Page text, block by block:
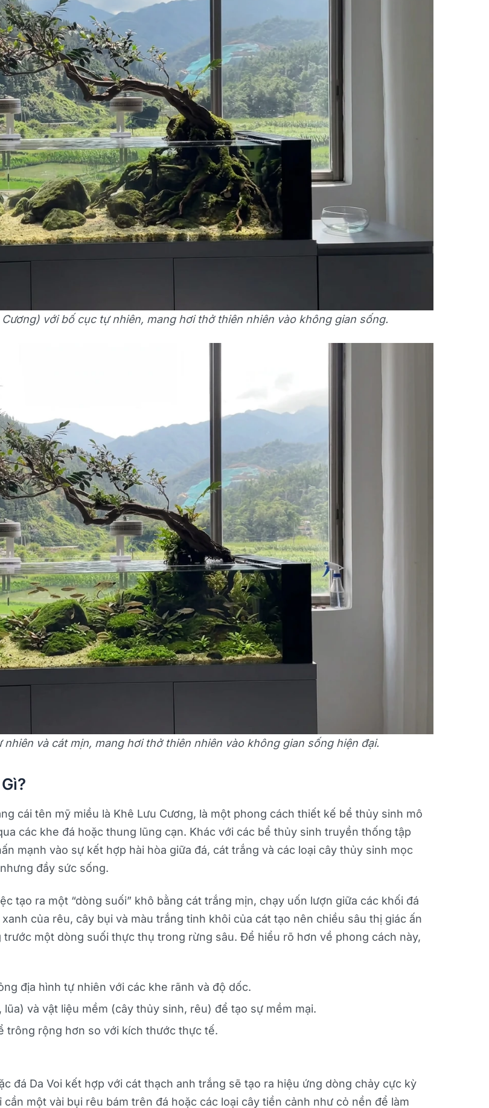
với bố cục tự nhiên, mang hơi thở thiên nhiên vào không gian sống.
và cát mịn, mang hơi thở thiên nhiên vào không gian sống hiện đại.
cái tên mỹ miều là Khê Lưu Cương, là một phong cách thiết kế bể thủy sinh mô
các khe đá hoặc thung lũng cạn. Khác với các bể thủy sinh truyền thống tập
mạnh vào sự kết hợp hài hòa giữa đá, cát trắng và các loại cây thủy sinh mọc
đầy sức sống.
tạo ra một “dòng suối” khô bằng cát trắng mịn, chạy uốn lượn giữa các khối đá
của rêu, cây bụi và màu trắng tinh khôi của cát tạo nên chiều sâu thị giác ấn
một dòng suối thực thụ trong rừng sâu. Để hiểu rõ hơn về phong cách này,
địa hình tự nhiên với các khe rãnh và độ dốc.
và vật liệu mềm (cây thủy sinh, rêu) để tạo sự mềm mại.
trông rộng hơn so với kích thước thực tế.
đá Da Voi kết hợp với cát thạch anh trắng sẽ tạo ra hiệu ứng dòng chảy cực kỳ
một vài bụi rêu bám trên đá hoặc các loại cây tiền cảnh như cỏ nền để làm